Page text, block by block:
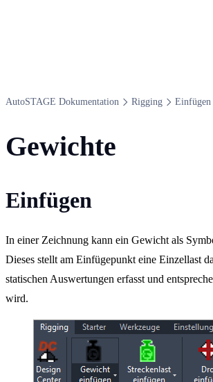
Auto​STAGE Dokumentation Rigging Einfügen
Gewichte
Einfügen
In einer Zeichnung kann ein Gewicht als
Dieses stellt am Einfügepunkt eine Einzellast
statischen Auswertungen erfasst und
wird.